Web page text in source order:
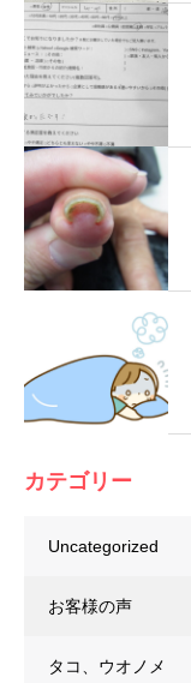
カテゴリー
Uncategorized
お客様の声
タコ、ウオノメ